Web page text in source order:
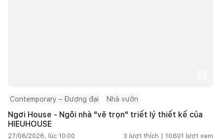
Contemporary – Đương đại Nhà vườn
Ngơi House - Ngôi nhà "vẽ trọn" triết lý thiết kế của
HIEUHOUSE
27/06/2026, lúc 10:00 3 lượt thích | 10.601 lượt xem